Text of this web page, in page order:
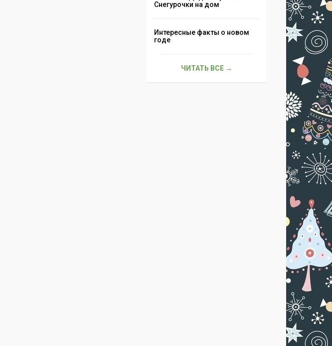
Снегурочки на дом
Интересные факты о новом
годе
ЧИТАТЬ ВСЕ →